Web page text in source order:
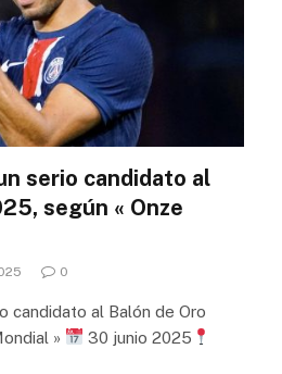
serio candidato al
según « Onze
0
candidato al Balón de Oro
»
30 junio 2025